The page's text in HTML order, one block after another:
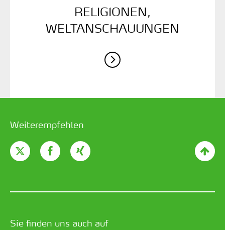
RELIGIONEN,
WELTANSCHAUUNGEN
Weiterempfehlen
Sie finden uns auch auf